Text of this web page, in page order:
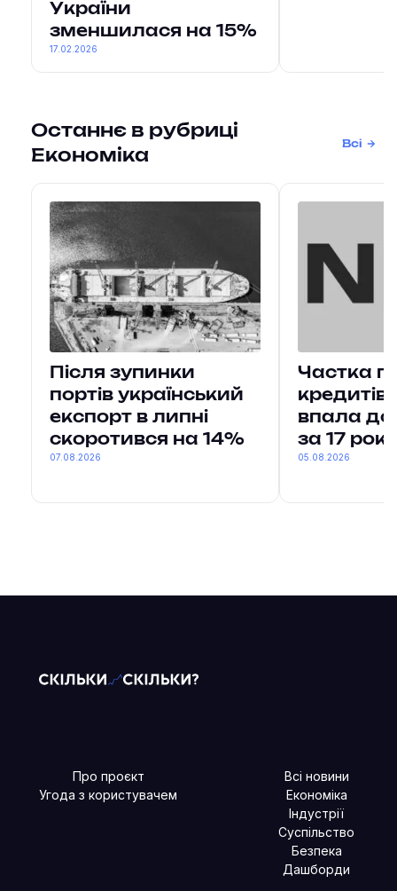
України
зменшилася на 15%
17.02.2026
Останнє в рубриці
Економіка
Всі
Після зупинки
портів український
експорт в липні
скоротився на 14%
07.08.2026
Частка
кредитів
впала до
за 17
05.08.2026
Про проєкт
Угода з користувачем
Всі новини
Економіка
Індустрії
Суспільство
Безпека
Дашборди